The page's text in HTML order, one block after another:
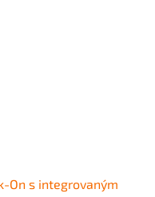
On s integrovaným